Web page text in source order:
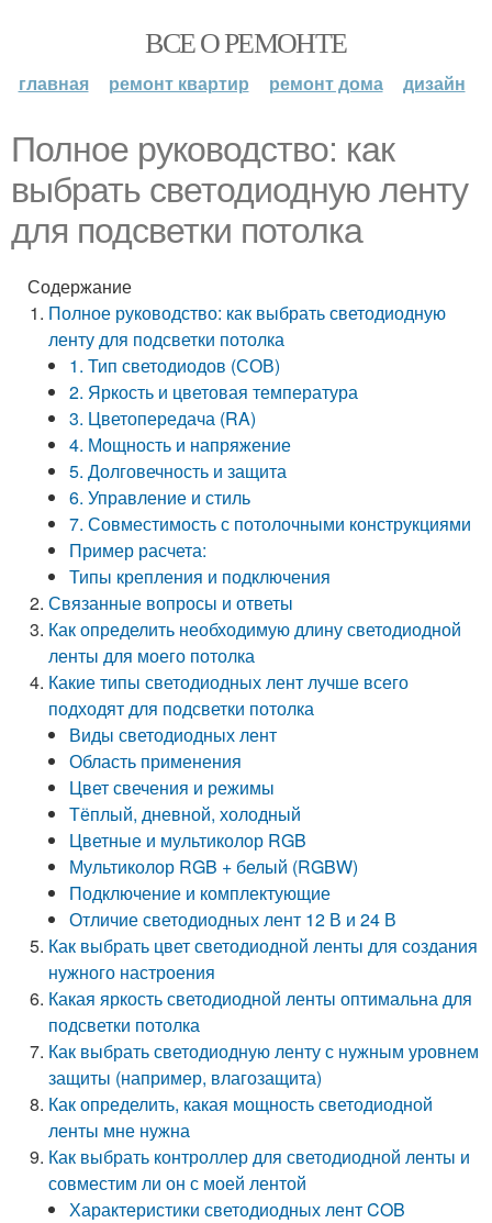
ВСЕ О РЕМОНТЕ
главная ремонт квартир ремонт дома дизайн
Полное руководство: как
выбрать светодиодную ленту
для подсветки потолка
Содержание
Полное руководство: как выбрать светодиодную
ленту для подсветки потолка
1. Тип светодиодов (СОВ)
2. Яркость и цветовая температура
3. Цветопередача (RA)
4. Мощность и напряжение
5. Долговечность и защита
6. Управление и стиль
7. Совместимость с потолочными конструкциями
Пример расчета:
Типы крепления и подключения
Связанные вопросы и ответы
Как определить необходимую длину светодиодной
ленты для моего потолка
Какие типы светодиодных лент лучше всего
подходят для подсветки потолка
Виды светодиодных лент
Область применения
Цвет свечения и режимы
Тёплый, дневной, холодный
Цветные и мультиколор RGB
Мультиколор RGB + белый (RGBW)
Подключение и комплектующие
Отличие светодиодных лент 12 В и 24 В
Как выбрать цвет светодиодной ленты для создания
нужного настроения
Какая яркость светодиодной ленты оптимальна для
подсветки потолка
Как выбрать светодиодную ленту с нужным уровнем
защиты (например, влагозащита)
Как определить, какая мощность светодиодной
ленты мне нужна
Как выбрать контроллер для светодиодной ленты и
совместим ли он с моей лентой
Характеристики светодиодных лент COB